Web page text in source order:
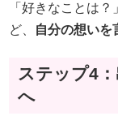
「好きなことは
ど、
自分の想いを
ステップ4
へ